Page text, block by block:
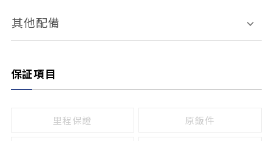
無
有
感應頭燈
頭燈光源
其他配備
保証項目
里程保證 原鈑件